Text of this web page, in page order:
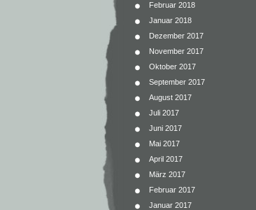
Februar 2018
Januar 2018
Dezember 2017
November 2017
Oktober 2017
September 2017
August 2017
Juli 2017
Juni 2017
Mai 2017
April 2017
März 2017
Februar 2017
Januar 2017